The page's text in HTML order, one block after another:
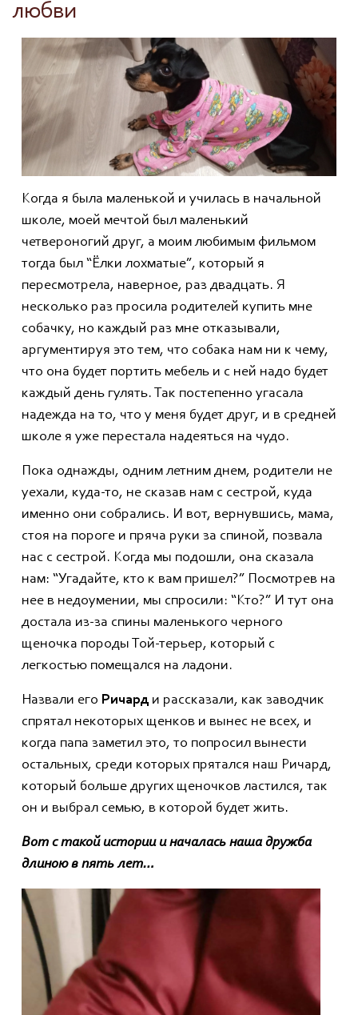
любви
Когда я была маленькой и училась в начальной
школе, моей мечтой был маленький
четвероногий друг, а моим любимым фильмом
тогда был “Ёлки лохматые”, который я
пересмотрела, наверное, раз двадцать. Я
несколько раз просила родителей купить мне
собачку, но каждый раз мне отказывали,
аргументируя это тем, что собака нам ни к чему,
что она будет портить мебель и с ней надо будет
каждый день гулять. Так постепенно угасала
надежда на то, что у меня будет друг, и в средней
школе я уже перестала надеяться на чудо.
Пока однажды, одним летним днем, родители не
уехали, куда-то, не сказав нам с сестрой, куда
именно они собрались. И вот, вернувшись, мама,
стоя на пороге и пряча руки за спиной, позвала
нас с сестрой. Когда мы подошли, она сказала
нам: “Угадайте, кто к вам пришел?” Посмотрев на
нее в недоумении, мы спросили: “Кто?” И тут она
достала из-за спины маленького черного
щеночка породы Той-терьер, который с
легкостью помещался на ладони.
Назвали его Ричард и рассказали, как заводчик
спрятал некоторых щенков и вынес не всех, и
когда папа заметил это, то попросил вынести
остальных, среди которых прятался наш Ричард,
который больше других щеночков ластился, так
он и выбрал семью, в которой будет жить.
Вот с такой истории и началась наша дружба
длиною в пять лет…